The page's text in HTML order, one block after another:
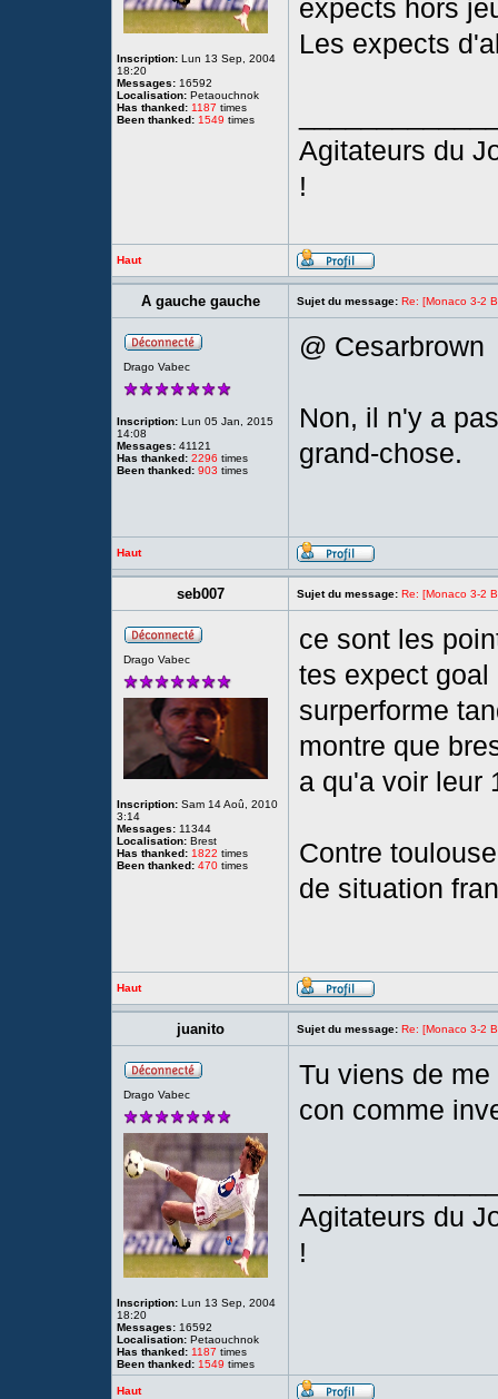
Inscription: Lun 13 Sep, 2004
18:20
Messages: 16592
Localisation: Petaouchnok
Has thanked: 1187 times
Been thanked: 1549 times
expects hors
Les expects
Agitateurs du
!
Haut
A gauche gauche Sujet du message: Re: [Monaco 3-2
Drago Vabec
Inscription: Lun 05 Jan, 2015
14:08
Messages: 41121
Has thanked: 2296 times
Been thanked: 903 times
@ Cesarbrown
Non, il n'y a
grand-chose.
Haut
seb007 Sujet du message: Re: [Monaco 3-2
Drago Vabec
Inscription: Sam 14 Aoû, 2010
3:14
Messages: 11344
Localisation: Brest
Has thanked: 1822 times
Been thanked: 470 times
ce sont les
tes expect
surperforme
montre que
a qu'a voir leur
Contre
de situation
Haut
juanito Sujet du message: Re: [Monaco 3-2
Drago Vabec
Inscription: Lun 13 Sep, 2004
18:20
Messages: 16592
Localisation: Petaouchnok
Has thanked: 1187 times
Been thanked: 1549 times
Tu viens de
con comme
Agitateurs du
!
Haut